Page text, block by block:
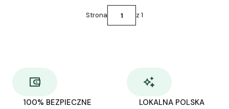
Strona z 1
100% BEZPIECZNE
LOKALNA POLSKA